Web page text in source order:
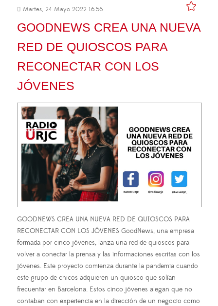
Martes, 24 Mayo 2022 16:56
GOODNEWS CREA UNA NUEVA
RED DE QUIOSCOS PARA
RECONECTAR CON LOS
JÓVENES
GOODNEWS CREA UNA NUEVA RED DE QUIOSCOS PARA
RECONECTAR CON LOS JÓVENES GoodNews, una empresa
formada por cinco jóvenes, lanza una red de quioscos para
volver a conectar la prensa y las informaciones escritas con los
jóvenes. Este proyecto comienza durante la pandemia cuando
este grupo de chicos adquieren un quiosco que solían
frecuentar en Barcelona. Estos cinco jóvenes alegan que no
contaban con experiencia en la dirección de un negocio como